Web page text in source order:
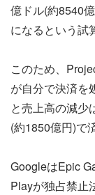
億ドル(約8540
になるという試
このため、
が自分で決済を
と売上高の減少
(約1850億円)で
GoogleはEpic
Playが独占禁止